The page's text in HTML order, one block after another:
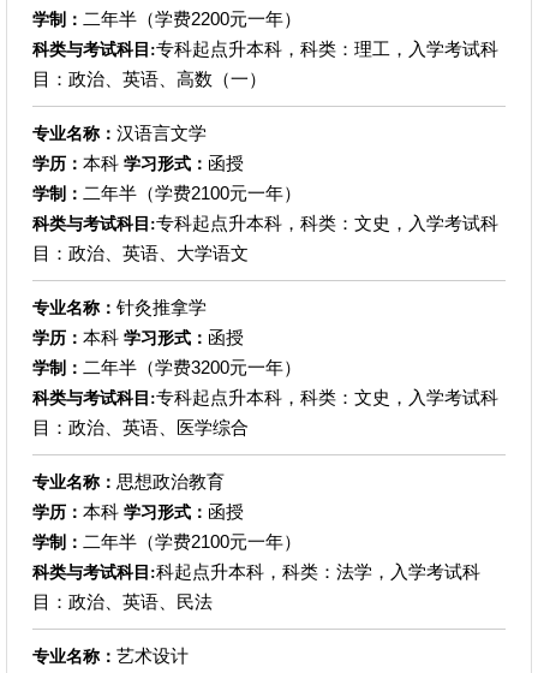
学制： 二年半（学费2200元一年）
科类与考试科目:专科起点升本科，科类：理工，入学考试科
目：政治、英语、高数（一）
专业名称： 汉语言文学
学历： 本科 学习形式： 函授
学制： 二年半（学费2100元一年）
科类与考试科目:专科起点升本科，科类：文史，入学考试科
目：政治、英语、大学语文
专业名称： 针灸推拿学
学历： 本科 学习形式： 函授
学制： 二年半（学费3200元一年）
科类与考试科目:专科起点升本科，科类：文史，入学考试科
目：政治、英语、医学综合
专业名称： 思想政治教育
学历： 本科 学习形式： 函授
学制： 二年半（学费2100元一年）
科类与考试科目:科起点升本科，科类：法学，入学考试科
目：政治、英语、民法
专业名称： 艺术设计